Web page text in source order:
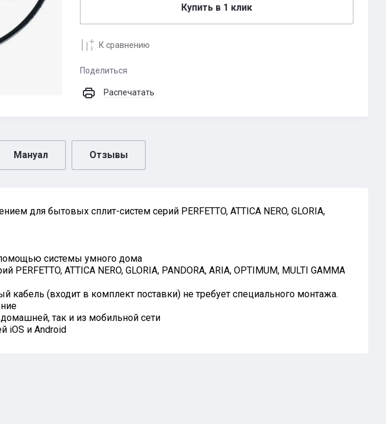
Купить в 1 клик
К сравнению
Поделиться
Распечатать
Мануал Отзывы
для бытовых сплит-систем серий PERFETTO, ATTICA NERO, GLORIA,
системы умного дома
ATTICA NERO, GLORIA, PANDORA, ARIA, OPTIMUM, MULTI GAMMA
кабель (входит в комплект поставки) не требует специального монтажа.
так и из мобильной сети
iOS и Android